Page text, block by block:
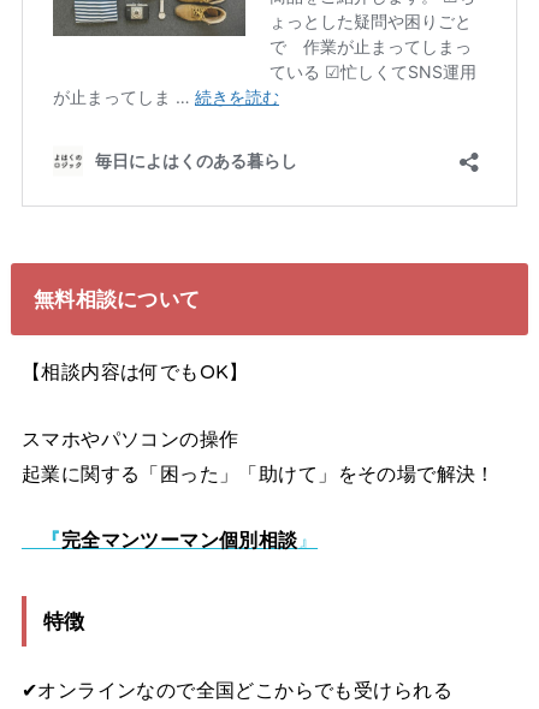
無料相談について
【相談内容は何でもOK】
スマホやパソコンの操作
起業に関する 「困った」「助けて」をその場で解決！
『完全マンツーマン個別相談』
特徴
✔︎オンラインなので全国どこからでも受けられる